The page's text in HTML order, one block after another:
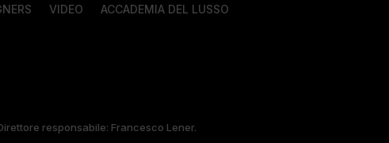
VIDEO ACCADEMIA DEL LUSSO
responsabile: Francesco Lener.